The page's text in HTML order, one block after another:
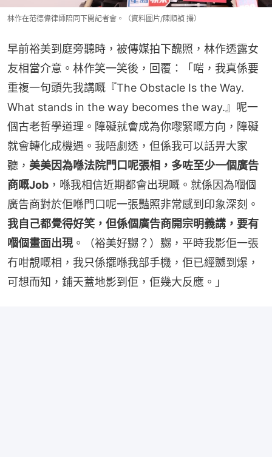
林作在范德偉律師陪同下開記者會。（資料圖片/陳順禎 攝）
早前裕美到庭旁聽時，被傳媒拍下醜照，林作透露女
友相當介意。林作笑一笑後，回覆：「啱，我真係要
重複一句頭先我講嘅『The Obstacle Is the Way.
What stands in the way becomes the way.』呢一
個古老哲學道理。障礙就會成為你嚟緊嘅方向，障礙
就會轉化成機遇。我唔劇透，但係我可以話畀大家
聽， 美美因為喺法院門口呢張相，多咗至少一個廣告
商嘅Job ，喺我相信近期都會出現嘅。就係因為嗰個
廣告商對於佢喺門口呢一張豔照非常感到印象深刻。
我自己都覺得好笑，但係個廣告商開宗明義講，要有
嗰個畫面出現。（裕美好嬲？）嬲，平時我影佢一張
冇咁靚嘅相，我只係擺喺我部手機，佢已經嬲到爆，
可想而知，鋪天蓋地影到佢，佢幾大反應。」